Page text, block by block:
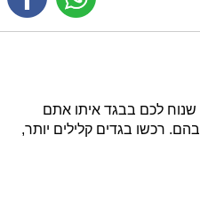
שנוח לכם בבגד איתו אתם
רכשו בגדים קלילים יותר,